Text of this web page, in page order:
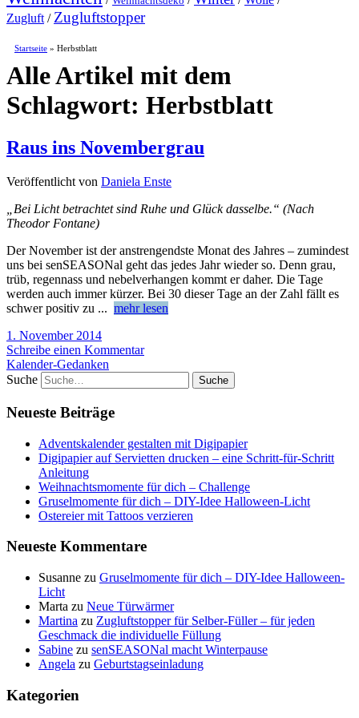
Zugluft / Zugluftstopper
Startseite » Herbstblatt
Alle Artikel mit dem
Schlagwort: Herbstblatt
Raus ins Novembergrau
Veröffentlicht von Daniela Enste
„Bei Licht betrachtet sind Ruhe und Glück dasselbe.“ (Nach
Theodor Fontane)
Der November ist der anstrengendste Monat des Jahres – zumindest
uns bei senSEASONal geht das jedes Jahr wieder so. Denn grau,
trüb, regennass und nebelverhangen kommt er daher. Die Tage
werden auch immer kürzer. Bei 30 dieser Tage an der Zahl fällt es
schwer positiv zu ... mehr lesen
1. November 2014
Schreibe einen Kommentar
Kalender-Gedanken
Suche
Neueste Beiträge
Adventskalender gestalten mit Digipapier
Digipapier auf Servietten drucken – eine Schritt-für-Schritt
Anleitung
Weihnachtsmomente für dich – Challenge
Gruselmomente für dich – DIY-Idee Halloween-Licht
Ostereier mit Tattoos verzieren
Neueste Kommentare
Susanne zu Gruselmomente für dich – DIY-Idee Halloween-
Licht
Marta zu Neue Türwärmer
Martina zu Zugluftstopper für Selber-Füller – für jeden
Geschmack die individuelle Füllung
Sabine zu senSEASONal macht Winterpause
Angela zu Geburtstagseinladung
Kategorien